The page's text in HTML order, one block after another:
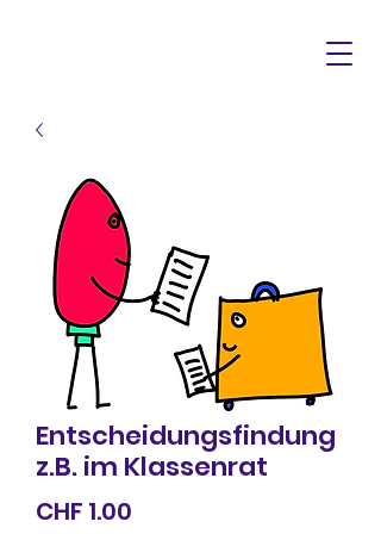
Entscheidungsfindung
z.B. im Klassenrat
CHF 1.00